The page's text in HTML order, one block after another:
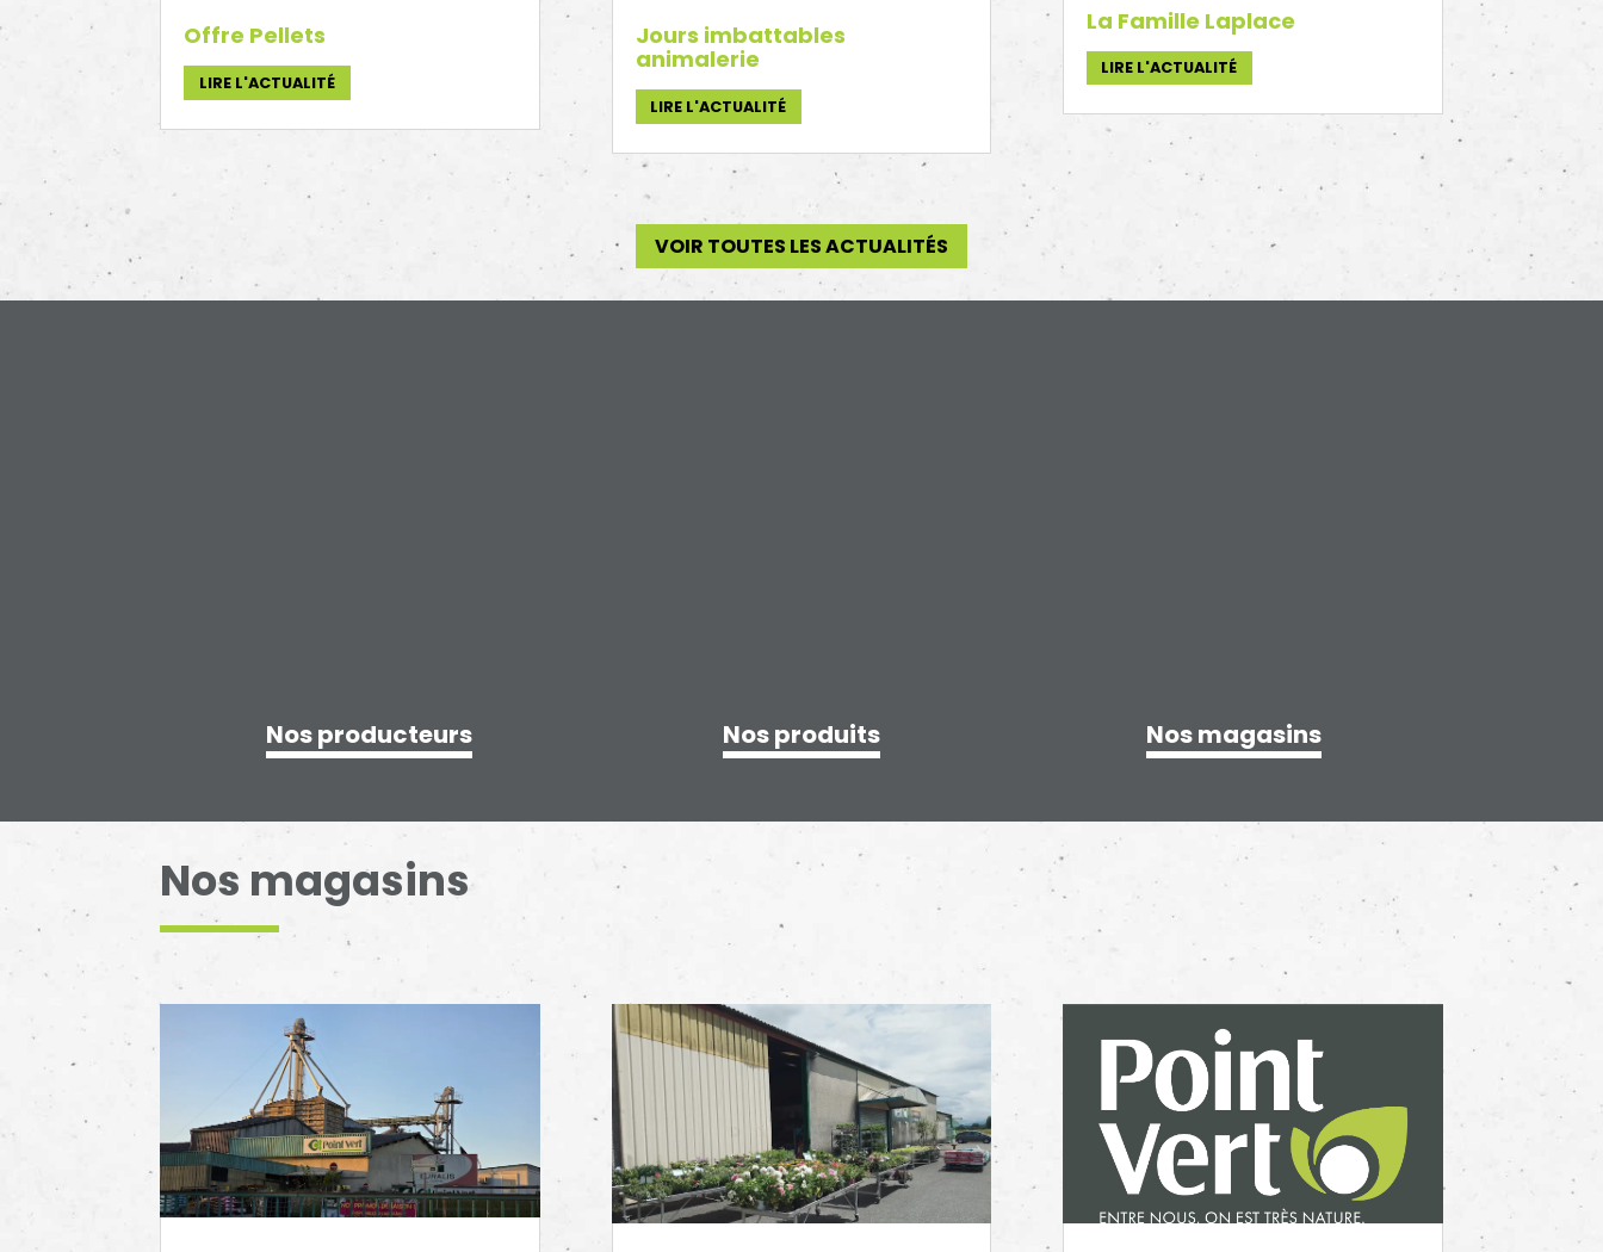
Offre Pellets
LIRE L'ACTUALITÉ
Jours imbattables
animalerie
LIRE L'ACTUALITÉ
La Famille Laplace
LIRE L'ACTUALITÉ
VOIR TOUTES LES ACTUALITÉS
Nos producteurs Nos produits Nos magasins
Nos magasins